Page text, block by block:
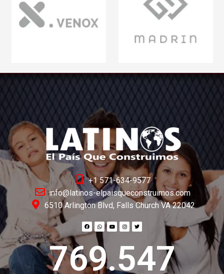
+1 571-634-9577
info@latinos-elpaisqueconstruimos.com
6510 Arlington Blvd, Falls Church VA 22042
769.547